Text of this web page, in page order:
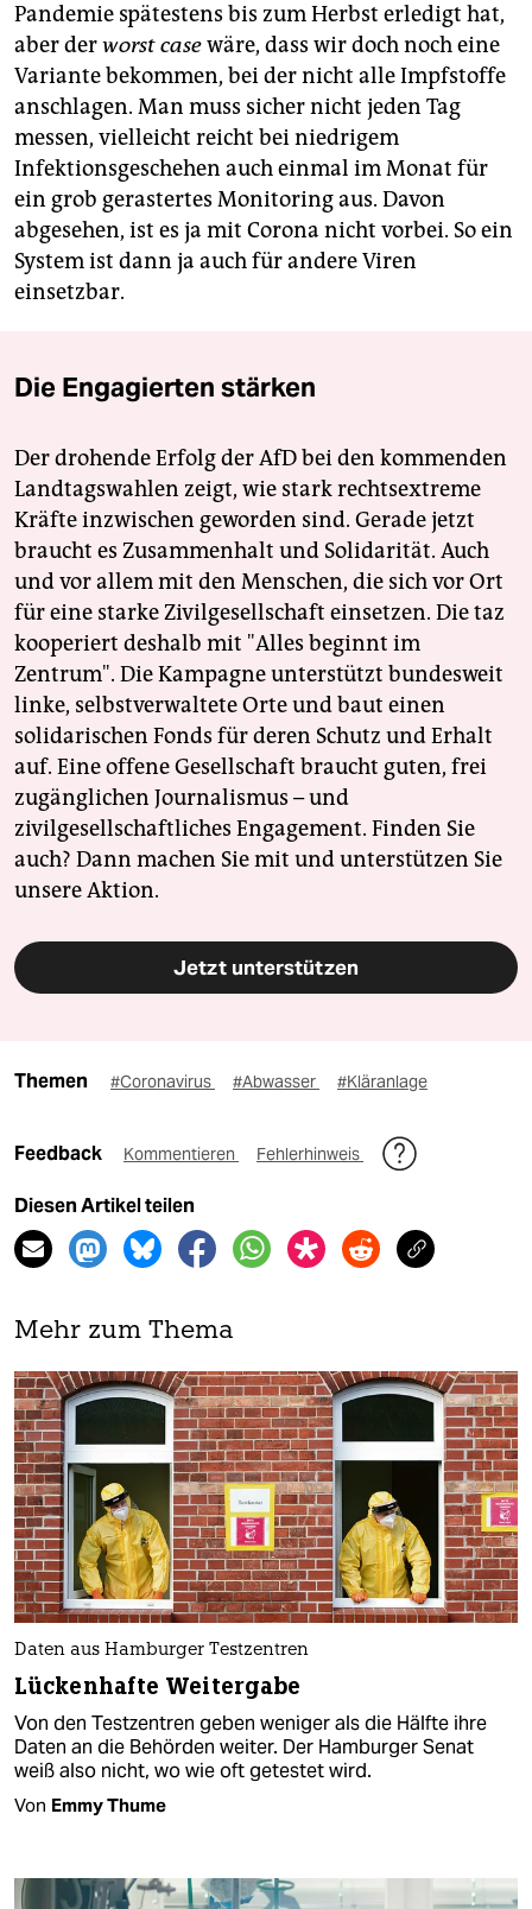
Pandemie spätestens bis zum Herbst erledigt hat,
aber derworst casewäre, dass wir doch noch eine
Variante bekommen, bei der nicht alle Impfstoffe
anschlagen. Man muss sicher nicht jeden Tag
messen, vielleicht reicht bei niedrigem
Infektionsgeschehen auch einmal im Monat für
ein grob gerastertes Monitoring aus. Davon
abgesehen, ist es ja mit Corona nicht vorbei. So ein
System ist dann ja auch für andere Viren
einsetzbar.
Die Engagierten stärken
Der drohende Erfolg der AfD bei den kommenden
Landtagswahlen zeigt, wie stark rechtsextreme
Kräfte inzwischen geworden sind. Gerade jetzt
braucht es Zusammenhalt und Solidarität. Auch
und vor allem mit den Menschen, die sich vor Ort
für eine starke Zivilgesellschaft einsetzen. Die taz
kooperiert deshalb mit "Alles beginnt im
Zentrum". Die Kampagne unterstützt bundesweit
linke, selbstverwaltete Orte und baut einen
solidarischen Fonds für deren Schutz und Erhalt
auf. Eine offene Gesellschaft braucht guten, frei
zugänglichen Journalismus – und
zivilgesellschaftliches Engagement. Finden Sie
auch? Dann machen Sie mit und unterstützen Sie
unsere Aktion.
Jetzt unterstützen
Themen #Coronavirus #Abwasser #Kläranlage
Feedback Kommentieren Fehlerhinweis
Diesen Artikel teilen
Mehr zum Thema
Daten aus Hamburger Testzentren
Lückenhafte Weitergabe
Von den Testzentren geben weniger als die Hälfte ihre
Daten an die Behörden weiter. Der Hamburger Senat
weiß also nicht, wo wie oft getestet wird.
Von Emmy Thume